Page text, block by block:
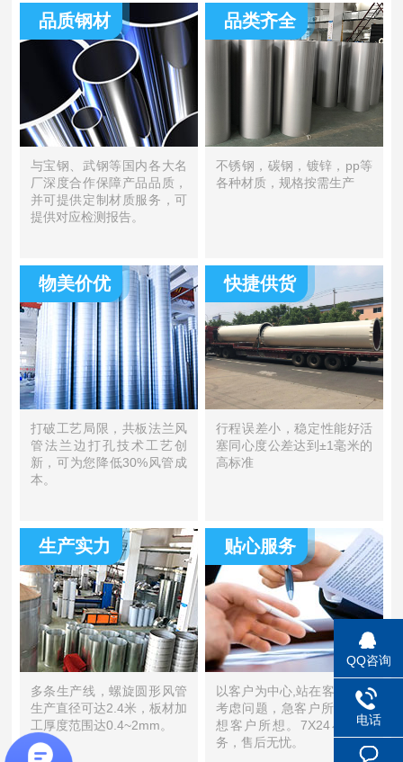
品质钢材
与宝钢、武钢等国内各大名
厂深度合作保障产品品质，
并可提供定制材质服务，可
提供对应检测报告。
品类齐全
不锈钢，碳钢，镀锌，pp等
各种材质，规格按需生产
物美价优
打破工艺局限，共板法兰风
管法兰边打孔技术工艺创
新，可为您降低30%风管成
本。
快捷供货
行程误差小，稳定性能好活
塞同心度公差达到±1毫米的
高标准
生产实力
多条生产线，螺旋圆形风管
生产直径可达2.4米，板材加
工厚度范围达0.4~2mm。
贴心服务
以客户为中心,站在客户角度
考虑问题，急客户所及急。
想客户所想。7X24小时服
务，售后无忧。
QQ咨询
电话